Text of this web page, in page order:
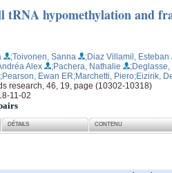
tRNA hypomethylation and
;Toivonen, Sanna ;Diaz Villamil, Esteban
Alex ;Pachera, Nathalie
;Pearson, Ewan ER;Marchetti, Piero;Eizirik,
research, 46, 19, page (10302-10318)
11-02
DÉTAILS CONTENU